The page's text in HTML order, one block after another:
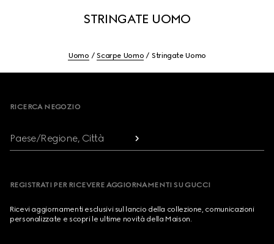
STRINGATE UOMO
Uomo Scarpe Uomo Stringate Uomo
RICERCA NEGOZIO
Paese/Regione, Città
REGISTRATI PER RICEVERE AGGIORNAMENTI SU GUCCI
Ricevi aggiornamenti esclusivi sul lancio della collezione, comunicazioni
personalizzate e scopri le ultime novità della Maison.